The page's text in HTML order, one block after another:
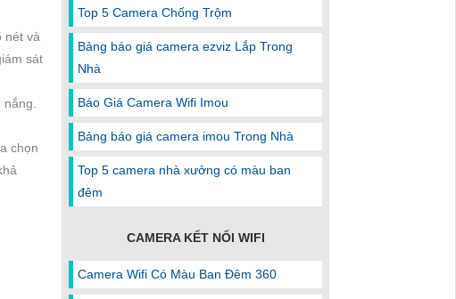
nét và
sát
chọn
Top 5 Camera Chống Trộm
Bảng báo giá camera ezviz Lắp Trong
Nhà
Báo Giá Camera Wifi Imou
Bảng báo giá camera imou Trong Nhà
Top 5 camera nhà xưởng có màu ban
đêm
CAMERA KẾT NỐI WIFI
Camera Wifi Có Màu Ban Đêm 360